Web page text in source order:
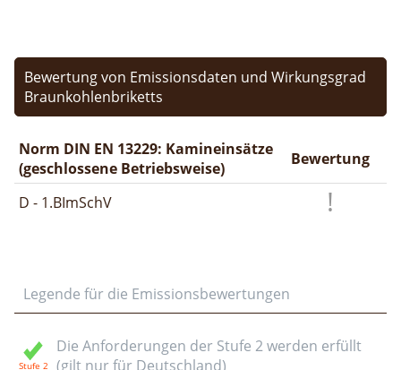
Bewertung von Emissionsdaten und Wirkungsgrad
Braunkohlenbriketts
Norm DIN EN 13229: Kamineinsätze
(geschlossene Betriebsweise)
Bewertung
D - 1.BImSchV
Legende für die Emissionsbewertungen
Die Anforderungen der Stufe 2 werden erfüllt
(gilt nur für Deutschland)